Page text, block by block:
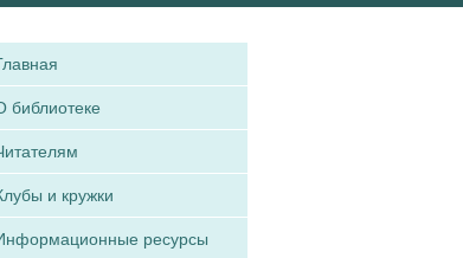
библиотеке
и кружки
ресурсы